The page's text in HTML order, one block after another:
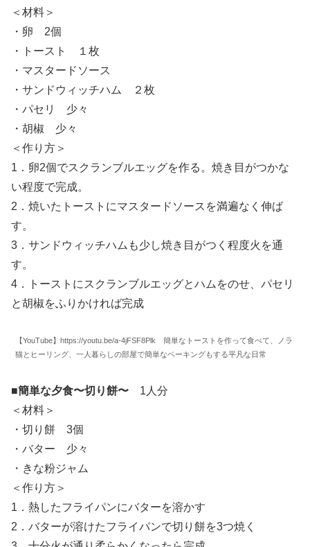
＜材料＞
・卵 2個
・トースト １枚
・マスタードソース
・サンドウィッチハム ２枚
・パセリ 少々
・胡椒 少々
＜作り方＞
1．卵2個でスクランブルエッグを作る。焼き目がつかな
い程度で完成。
2．焼いたトーストにマスタードソースを満遍なく伸ば
す。
3．サンドウィッチハムも少し焼き目がつく程度火を通
す。
4．トーストにスクランブルエッグとハムをのせ、パセリ
と胡椒をふりかければ完成
【YouTube】https://youtu.be/a-4jFSF8Plk 簡単なトーストを作って食べて、ノラ
猫とヒーリング、一人暮らしの部屋で簡単なベーキングもする平凡な日常
■簡単な夕食〜切り餅〜 1人分
＜材料＞
・切り餅 3個
・バター 少々
・きな粉ジャム
＜作り方＞
1．熱したフライパンにバターを溶かす
2．バターが溶けたフライパンで切り餅を3つ焼く